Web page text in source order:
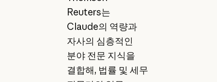
Reuters는
Claude의 역량과
자사의 심층적인
분야 전문 지식을
결합해, 법률 및 세무